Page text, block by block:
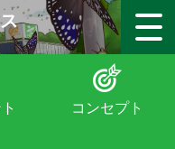
コンセプト